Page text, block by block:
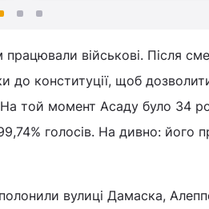
військові. Після
до конституції, щоб
той момент Асаду було 34
голосів. На дивно: його
вулиці Дамаска,